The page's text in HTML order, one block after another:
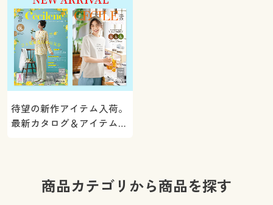
待望の新作アイテム入荷。
最新カタログ＆アイテムを
商品カテゴリから商品を探す